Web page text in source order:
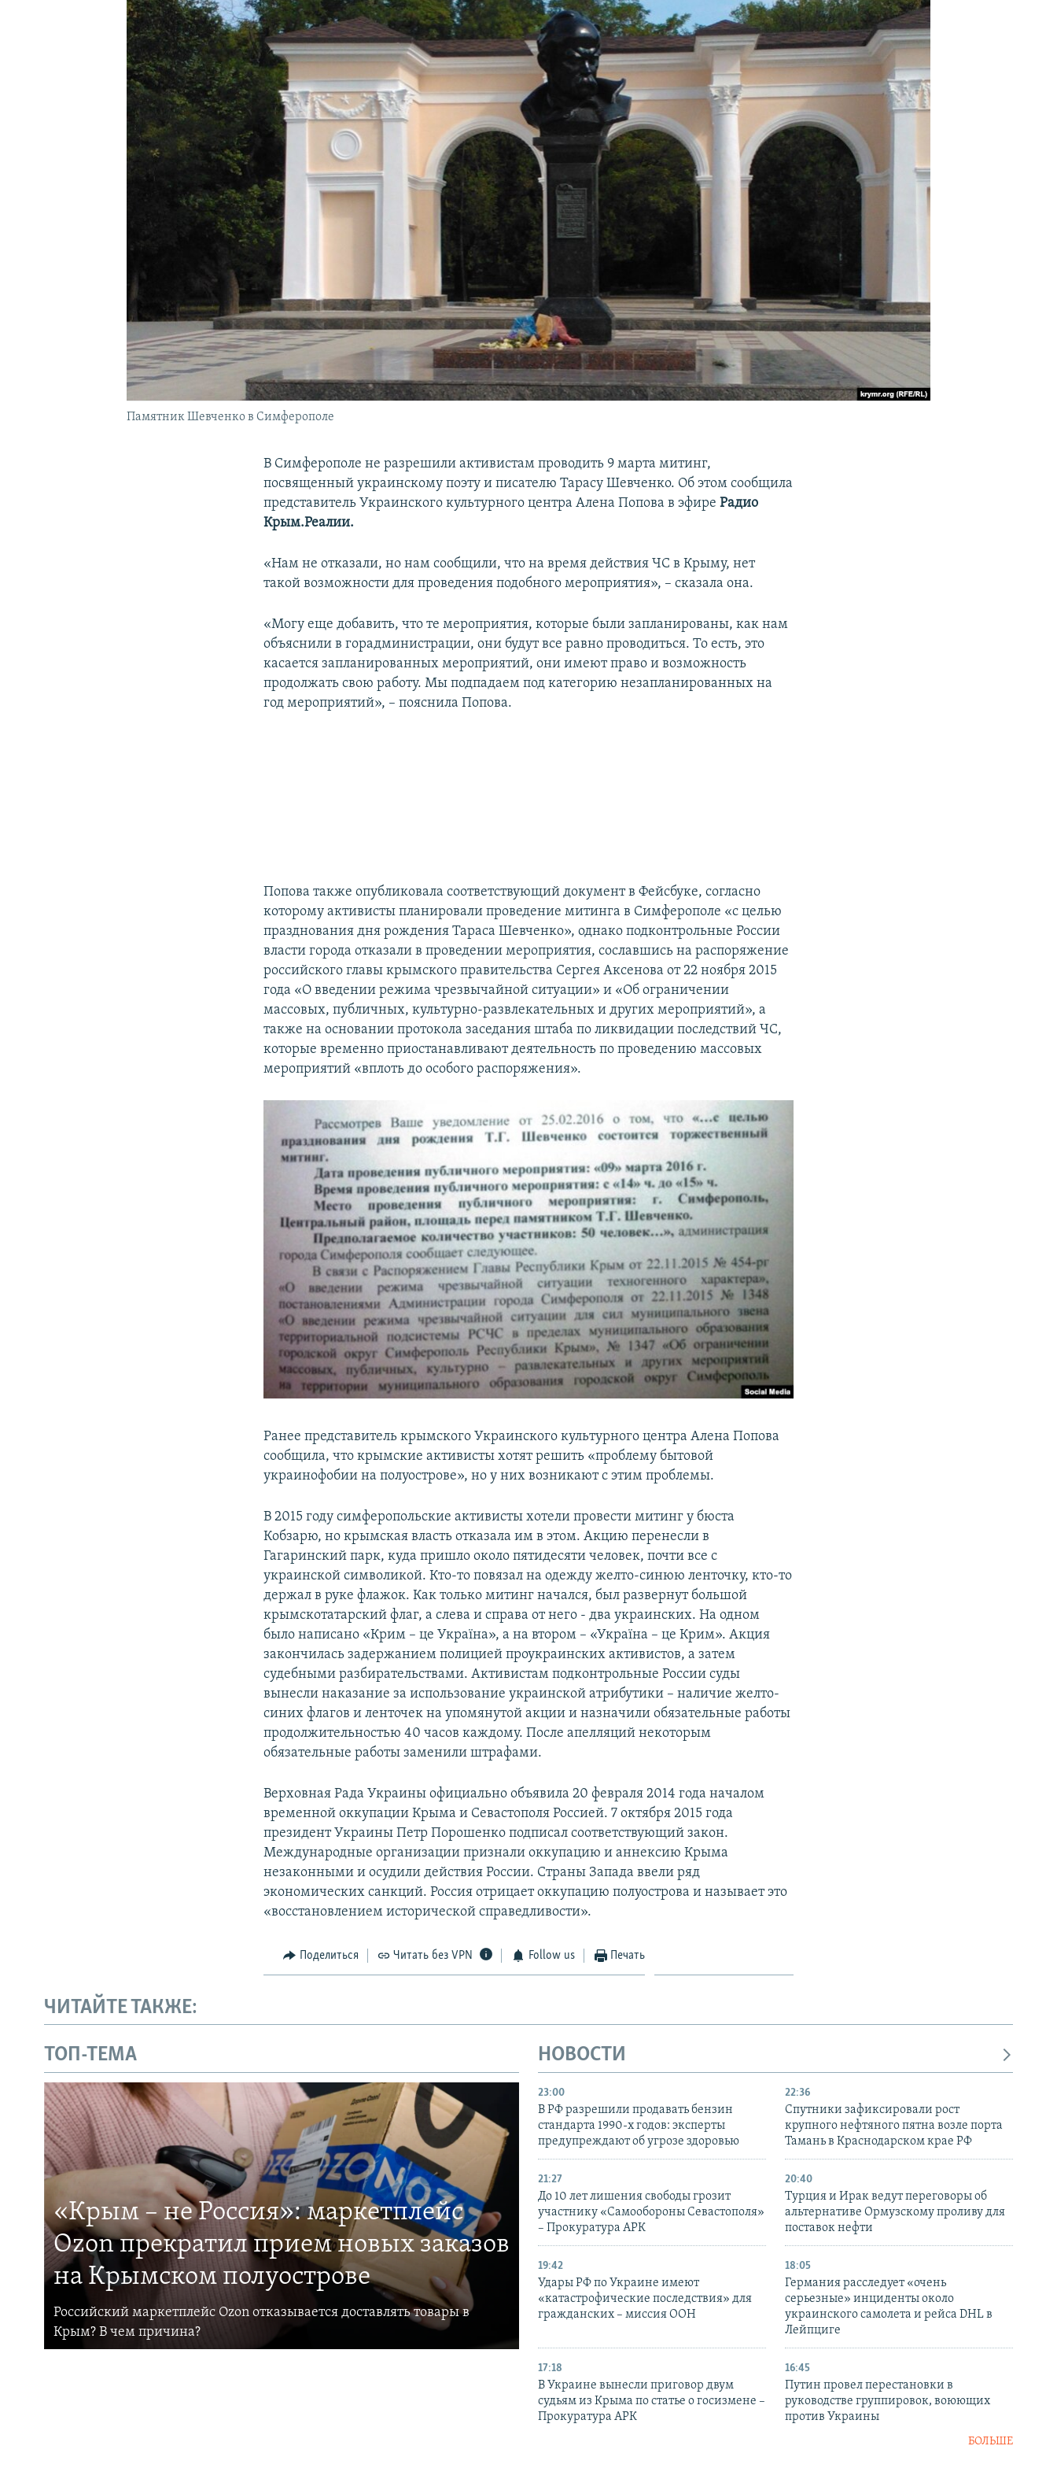
КРЫМ.НЕПОКОРЕННЫЙ
УКРАИНСКАЯ ПРОБЛЕМА КРЫМА
Памятник Шевченко в Симферополе
В Симферополе не разрешили активистам проводить 9 марта митинг,
посвященный украинскому поэту и писателю Тарасу Шевченко. Об этом сообщила
представитель Украинского культурного центра Алена Попова в эфиреРадио
Крым.Реалии.
«Нам не отказали, но нам сообщили, что на время действия ЧС в Крыму, нет
такой возможности для проведения подобного мероприятия», – сказала она.
«Могу еще добавить, что те мероприятия, которые были запланированы, как нам
объяснили в горадминистрации, они будут все равно проводиться. То есть, это
касается запланированных мероприятий, они имеют право и возможность
продолжать свою работу. Мы подпадаем под категорию незапланированных на
год мероприятий», – пояснила Попова.
Попова также опубликовала соответствующий документ в Фейсбуке, согласно
которому активисты планировали проведение митинга в Симферополе «с целью
празднования дня рождения Тараса Шевченко», однако подконтрольные России
власти города отказали в проведении мероприятия, сославшись на распоряжение
российского главы крымского правительства Сергея Аксенова от 22 ноября 2015
года «О введении режима чрезвычайной ситуации» и «Об ограничении
массовых, публичных, культурно-развлекательных и других мероприятий», а
также на основании протокола заседания штаба по ликвидации последствий ЧС,
которые временно приостанавливают деятельность по проведению массовых
мероприятий «вплоть до особого распоряжения».
Ранее представитель крымского Украинского культурного центра Алена Попова
сообщила, что крымские активисты хотят решить «проблему бытовой
украинофобии на полуострове», но у них возникают с этим проблемы.
В 2015 году симферопольские активисты хотели провести митинг у бюста
Кобзарю, но крымская власть отказала им в этом. Акцию перенесли в
Гагаринский парк, куда пришло около пятидесяти человек, почти все с
украинской символикой. Кто-то повязал на одежду желто-синюю ленточку, кто-то
держал в руке флажок. Как только митинг начался, был развернут большой
крымскотатарский флаг, а слева и справа от него - два украинских. На одном
было написано «Крим – це Україна», а на втором – «Україна – це Крим». Акция
закончилась задержанием полицией проукраинских активистов, а затем
судебными разбирательствами. Активистам подконтрольные России суды
вынесли наказание за использование украинской атрибутики – наличие желто-
синих флагов и ленточек на упомянутой акции и назначили обязательные работы
продолжительностью 40 часов каждому. После апелляций некоторым
обязательные работы заменили штрафами.
Верховная Рада Украины официально объявила 20 февраля 2014 года началом
временной оккупации Крыма и Севастополя Россией. 7 октября 2015 года
президент Украины Петр Порошенко подписал соответствующий закон.
Международные организации признали оккупацию и аннексию Крыма
незаконными и осудили действия России. Страны Запада ввели ряд
экономических санкций. Россия отрицает оккупацию полуострова и называет это
«восстановлением исторической справедливости».
Поделиться Читать без VPN Follow us Печать
ЧИТАЙТЕ ТАКЖЕ:
ТОП-ТЕМА
«Крым – не Россия»: маркетплейс
Ozon прекратил прием новых заказов
на Крымском полуострове
Российский маркетплейс Ozon отказывается доставлять товары в
Крым? В чем причина?
НОВОСТИ
23:00
В РФ разрешили продавать бензин
стандарта 1990-х годов: эксперты
предупреждают об угрозе здоровью
22:36
Спутники зафиксировали рост
крупного нефтяного пятна возле порта
Тамань в Краснодарском крае РФ
21:27
До 10 лет лишения свободы грозит
участнику «Самообороны Севастополя»
– Прокуратура АРК
20:40
Турция и Ирак ведут переговоры об
альтернативе Ормузскому проливу для
поставок нефти
19:42
Удары РФ по Украине имеют
«катастрофические последствия» для
гражданских – миссия ООН
18:05
Германия расследует «очень
серьезные» инциденты около
украинского самолета и рейса DHL в
Лейпциге
17:18
В Украине вынесли приговор двум
судьям из Крыма по статье о госизмене –
Прокуратура АРК
16:45
Путин провел перестановки в
руководстве группировок, воюющих
против Украины
БОЛЬШЕ